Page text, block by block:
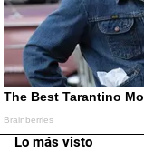
Lo más visto